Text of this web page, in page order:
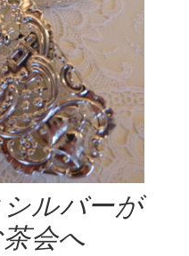
ルバーが
会へ